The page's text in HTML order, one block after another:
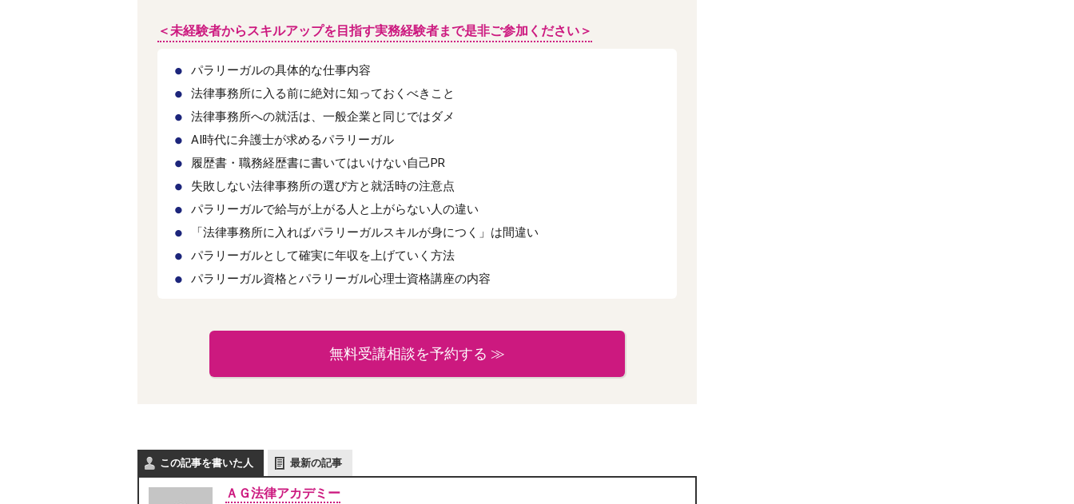
＜未経験者からスキルアップを目指す実務経験者まで是非ご参加ください＞
パラリーガルの具体的な仕事内容
法律事務所に入る前に絶対に知っておくべきこと
法律事務所への就活は、一般企業と同じではダメ
AI時代に弁護士が求めるパラリーガル
履歴書・職務経歴書に書いてはいけない自己PR
失敗しない法律事務所の選び方と就活時の注意点
パラリーガルで給与が上がる人と上がらない人の違い
「法律事務所に入ればパラリーガルスキルが身につく」は間違い
パラリーガルとして確実に年収を上げていく方法
パラリーガル資格とパラリーガル心理士資格講座の内容
無料受講相談を予約する ≫
この記事を書いた人 最新の記事
ＡＧ法律アカデミー